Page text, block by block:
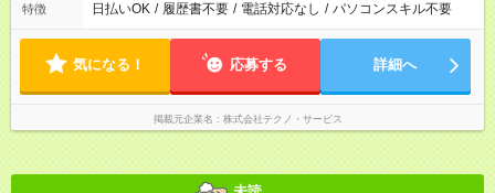
特徴 日払いOK / 履歴書不要 / 電話対応なし / パソコンスキル不要
気になる！ 応募する 詳細へ
掲載元企業名 株式会社テクノ・サービス